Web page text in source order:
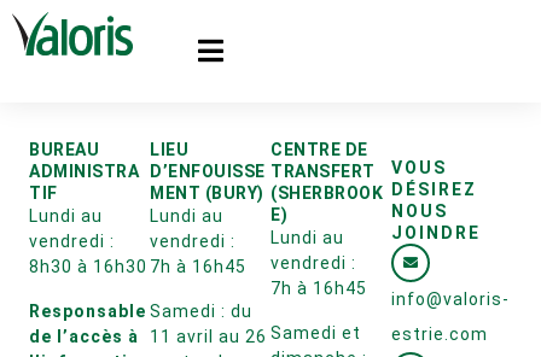
BUREAU
ADMINISTRA
TIF
Lundi au
vendredi :
8h30 à 16h30
Responsable
de l’accès à
LIEU
D’ENFOUISSE
MENT (BURY)
Lundi au
vendredi :
7h à 16h45
Samedi : du
11 avril au 26
CENTRE DE
TRANSFERT
(SHERBROOK
E)
Lundi au
vendredi :
7h à 16h45
Samedi et
VOUS
DÉSIREZ
NOUS
JOINDRE
info@valoris-
estrie.com